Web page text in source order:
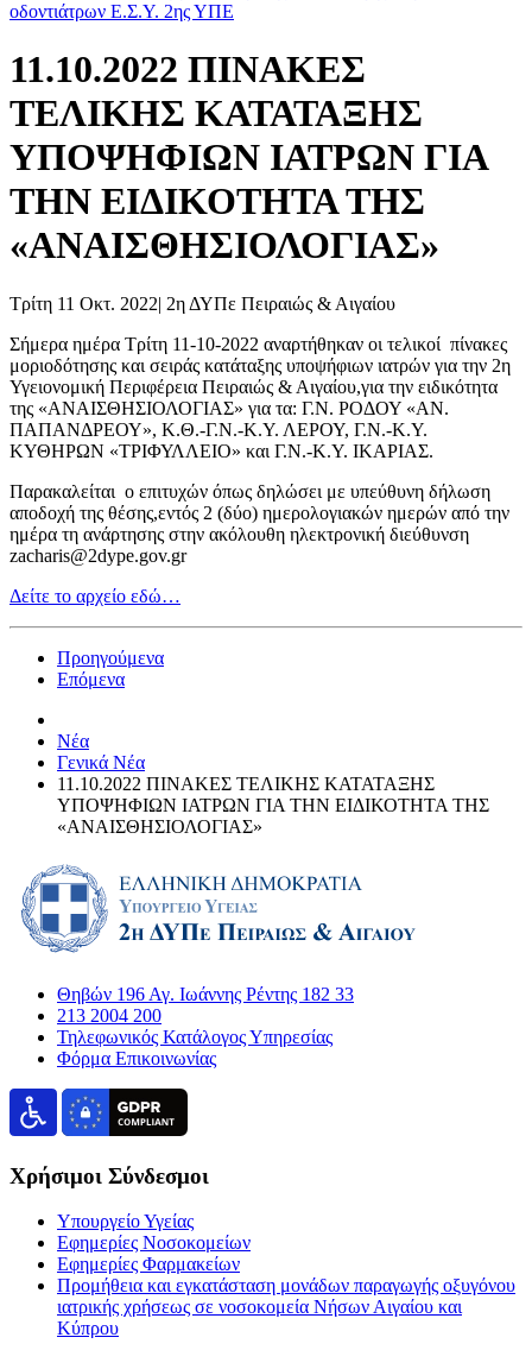
οδοντιάτρων Ε.Σ.Υ. 2ης ΥΠΕ
11.10.2022 ΠΙΝΑΚΕΣ
ΤΕΛΙΚΗΣ ΚΑΤΑΤΑΞΗΣ
ΥΠΟΨΗΦΙΩΝ ΙΑΤΡΩΝ ΓΙΑ
ΤΗΝ ΕΙΔΙΚΟΤΗΤΑ ΤΗΣ
«ΑΝΑΙΣΘΗΣΙΟΛΟΓΙΑΣ»
Τρίτη 11 Οκτ. 2022| 2η ΔΥΠε Πειραιώς & Αιγαίου
Σήμερα ημέρα Τρίτη 11-10-2022 αναρτήθηκαν οι τελικοί πίνακες
μοριοδότησης και σειράς κατάταξης υποψήφιων ιατρών για την 2η
Υγειονομική Περιφέρεια Πειραιώς & Αιγαίου,για την ειδικότητα
της «ΑΝΑΙΣΘΗΣΙΟΛΟΓΙΑΣ» για τα: Γ.Ν. ΡΟΔΟΥ «ΑΝ.
ΠΑΠΑΝΔΡΕΟΥ», Κ.Θ.-Γ.Ν.-Κ.Υ. ΛΕΡΟΥ, Γ.Ν.-Κ.Υ.
ΚΥΘΗΡΩΝ «ΤΡΙΦΥΛΛΕΙΟ» και Γ.Ν.-Κ.Υ. ΙΚΑΡΙΑΣ.
Παρακαλείται ο επιτυχών όπως δηλώσει με υπεύθυνη δήλωση
αποδοχή της θέσης,εντός 2 (δύο) ημερολογιακών ημερών από την
ημέρα τη ανάρτησης στην ακόλουθη ηλεκτρονική διεύθυνση
zacharis@2dype.gov.gr
Δείτε το αρχείο εδώ…
Προηγούμενα
Επόμενα
Νέα
Γενικά Νέα
11.10.2022 ΠΙΝΑΚΕΣ ΤΕΛΙΚΗΣ ΚΑΤΑΤΑΞΗΣ
ΥΠΟΨΗΦΙΩΝ ΙΑΤΡΩΝ ΓΙΑ ΤΗΝ ΕΙΔΙΚΟΤΗΤΑ ΤΗΣ
«ΑΝΑΙΣΘΗΣΙΟΛΟΓΙΑΣ»
Θηβών 196 Αγ. Ιωάννης Ρέντης 182 33
213 2004 200
Τηλεφωνικός Κατάλογος Υπηρεσίας
Φόρμα Επικοινωνίας
Χρήσιμοι Σύνδεσμοι
Υπουργείο Υγείας
Εφημερίες Νοσοκομείων
Εφημερίες Φαρμακείων
Προμήθεια και εγκατάσταση μονάδων παραγωγής οξυγόνου
ιατρικής χρήσεως σε νοσοκομεία Νήσων Αιγαίου και
Κύπρου